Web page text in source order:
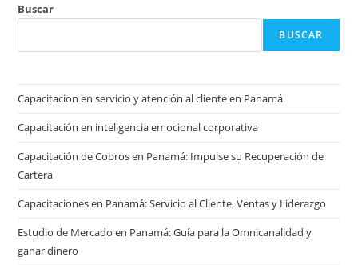
Buscar
BUSCAR
Capacitacion en servicio y atención al cliente en Panamá
Capacitación en inteligencia emocional corporativa
Capacitación de Cobros en Panamá: Impulse su Recuperación de
Cartera
Capacitaciones en Panamá: Servicio al Cliente, Ventas y Liderazgo
Estudio de Mercado en Panamá: Guía para la Omnicanalidad y
ganar dinero